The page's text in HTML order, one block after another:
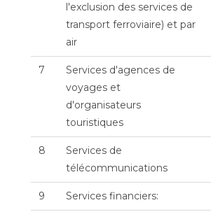
l'exclusion des services de
transport ferroviaire) et par
air
7
Services d'agences de
voyages et
d'organisateurs
touristiques
8
Services de
télécommunications
9 Services financiers: